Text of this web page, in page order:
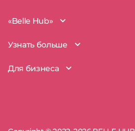
«Belle Hub»
О проекте
Наша команда
Узнать больше
BelleHub для вас
Отзывы
Для бизнеса
Запросы прав на бизнес